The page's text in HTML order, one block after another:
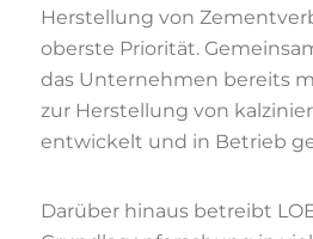
Herstellung von
oberste Priorität.
das Unternehmen bereits
zur Herstellung von
entwickelt und in Betrieb
Darüber hinaus betreibt